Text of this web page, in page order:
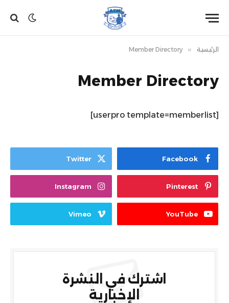
الرئيسية »
Member Directory
Member Directory
[userpro template=memberlist]
Facebook
Twitter
Pinterest
Instagram
YouTube
Vimeo
اشترك في النشرة
الإخبارية